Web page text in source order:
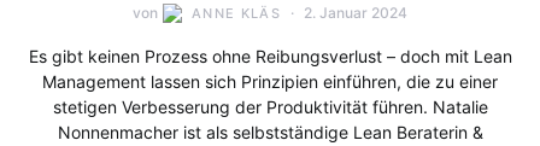
von ANNE KLÄS 2. Januar 2024
Es gibt keinen Prozess ohne Reibungsverlust – doch mit Lean
Management lassen sich Prinzipien einführen, die zu einer
stetigen Verbesserung der Produktivität führen. Natalie
Nonnenmacher ist als selbstständige Lean Beraterin &